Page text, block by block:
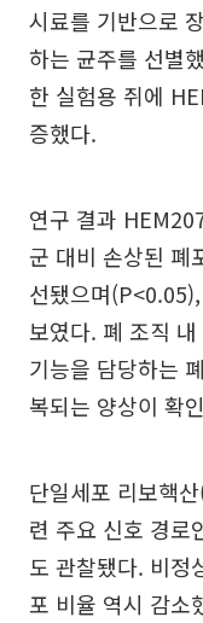
시료를 기반으로
하는 균주를 선별
한 실험용 쥐에
증했다.
연구 결과
군 대비 손상된 폐
선됐으며
보였다. 폐 조직
기능을 담당하는
복되는 양상이 확
단일세포 리보핵
련 주요 신호 경로
도 관찰됐다. 비정
포 비율 역시 감소